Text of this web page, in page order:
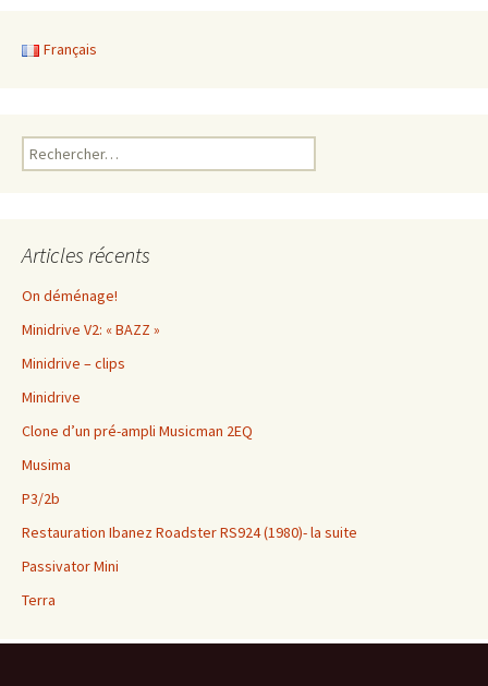
Français
Rechercher :
Articles récents
On déménage!
Minidrive V2: « BAZZ »
Minidrive – clips
Minidrive
Clone d’un pré-ampli Musicman 2EQ
Musima
P3/2b
Restauration Ibanez Roadster RS924 (1980)- la suite
Passivator Mini
Terra